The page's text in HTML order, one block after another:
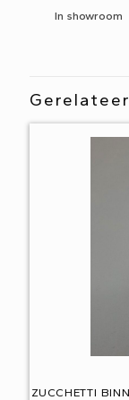
In showroom
ZUCCHETTI